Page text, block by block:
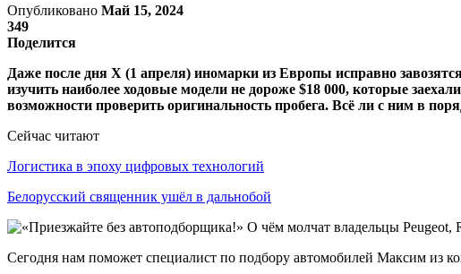
Опубликовано Май 15, 2024
349
Поделится
Даже после дня X (1 апреля) иномарки из Европы исправно
изучить наиболее ходовые модели не дороже $18 000, которые
возможности проверить оригинальность пробега. Всё ли с ним в
Сейчас читают
Логистика в эпоху цифровых технологий
Белорусский священник ушёл в дальнобой
Сегодня нам поможет специалист по подбору автомобилей Максим из